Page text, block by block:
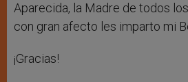
Aparecida, la Madre de todos
con gran afecto les imparto mi
¡Gracias!